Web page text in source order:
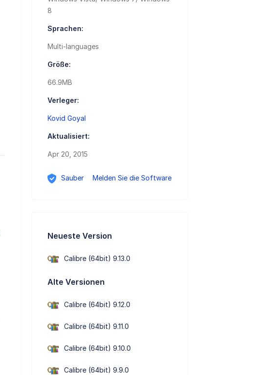
8
Sprachen:
Multi-languages
Größe:
66.9MB
Verleger:
Kovid Goyal
Aktualisiert:
Apr 20, 2015
Sauber Melden Sie die Software
Neueste Version
Calibre (64bit) 9.13.0
Alte Versionen
Calibre (64bit) 9.12.0
Calibre (64bit) 9.11.0
Calibre (64bit) 9.10.0
Calibre (64bit) 9.9.0